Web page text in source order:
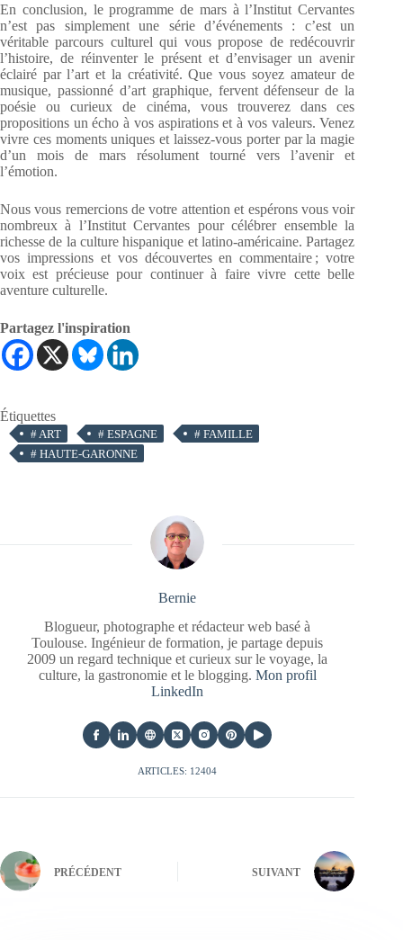
En conclusion, le programme de mars à l’Institut Cervantes
n’est pas simplement une série d’événements : c’est un
véritable parcours culturel qui vous propose de redécouvrir
l’histoire, de réinventer le présent et d’envisager un avenir
éclairé par l’art et la créativité. Que vous soyez amateur de
musique, passionné d’art graphique, fervent défenseur de la
poésie ou curieux de cinéma, vous trouverez dans ces
propositions un écho à vos aspirations et à vos valeurs. Venez
vivre ces moments uniques et laissez-vous porter par la magie
d’un mois de mars résolument tourné vers l’avenir et
l’émotion.
Nous vous remercions de votre attention et espérons vous voir
nombreux à l’Institut Cervantes pour célébrer ensemble la
richesse de la culture hispanique et latino-américaine. Partagez
vos impressions et vos découvertes en commentaire ; votre
voix est précieuse pour continuer à faire vivre cette belle
aventure culturelle.
Partagez l'inspiration
Étiquettes
# ART # ESPAGNE # FAMILLE
# HAUTE-GARONNE
Bernie
Blogueur, photographe et rédacteur web basé à
Toulouse. Ingénieur de formation, je partage depuis
2009 un regard technique et curieux sur le voyage, la
culture, la gastronomie et le blogging. Mon profil
LinkedIn
ARTICLES: 12404
PRÉCÉDENT SUIVANT